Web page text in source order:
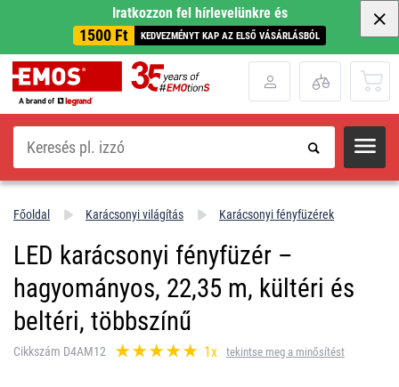
Iratkozzon fel hírlevelünkre és
1500 Ft KEDVEZMÉNYT KAP AZ ELSŐ VÁSÁRLÁSBÓL
Keresés
Főoldal Karácsonyi világítás Karácsonyi fényfüzérek
LED karácsonyi fényfüzér –
hagyományos, 22,35 m, kültéri és
beltéri, többszínű
Cikkszám D4AM12 1x tekintse meg a minősítést